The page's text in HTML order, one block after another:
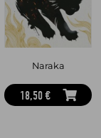
Naraka
18,50 €